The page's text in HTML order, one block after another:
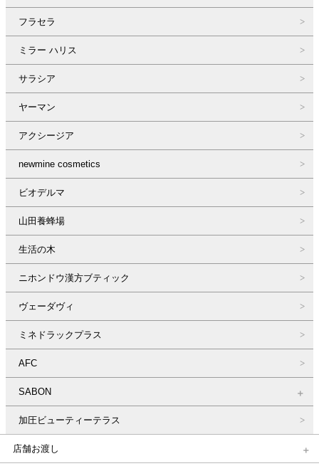
フラセラ
ミラー ハリス
サラシア
ヤーマン
アクシージア
newmine cosmetics
ビオデルマ
山田養蜂場
生活の木
ニホンドウ漢方ブティック
ヴェーダヴィ
ミネドラックプラス
AFC
SABON
加圧ビューティーテラス
店舗お渡し